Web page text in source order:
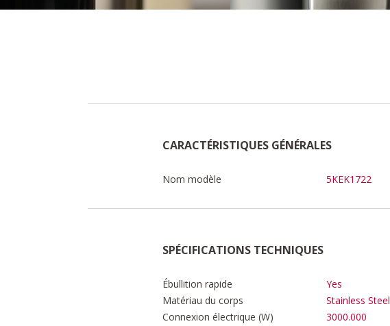
CARACTÉRISTIQUES GÉNÉRALES
Nom modèle 5KEK1722
SPÉCIFICATIONS TECHNIQUES
Ébullition rapide Yes
Matériau du corps
Stainless Steel
Connexion électrique (W)
3000.000